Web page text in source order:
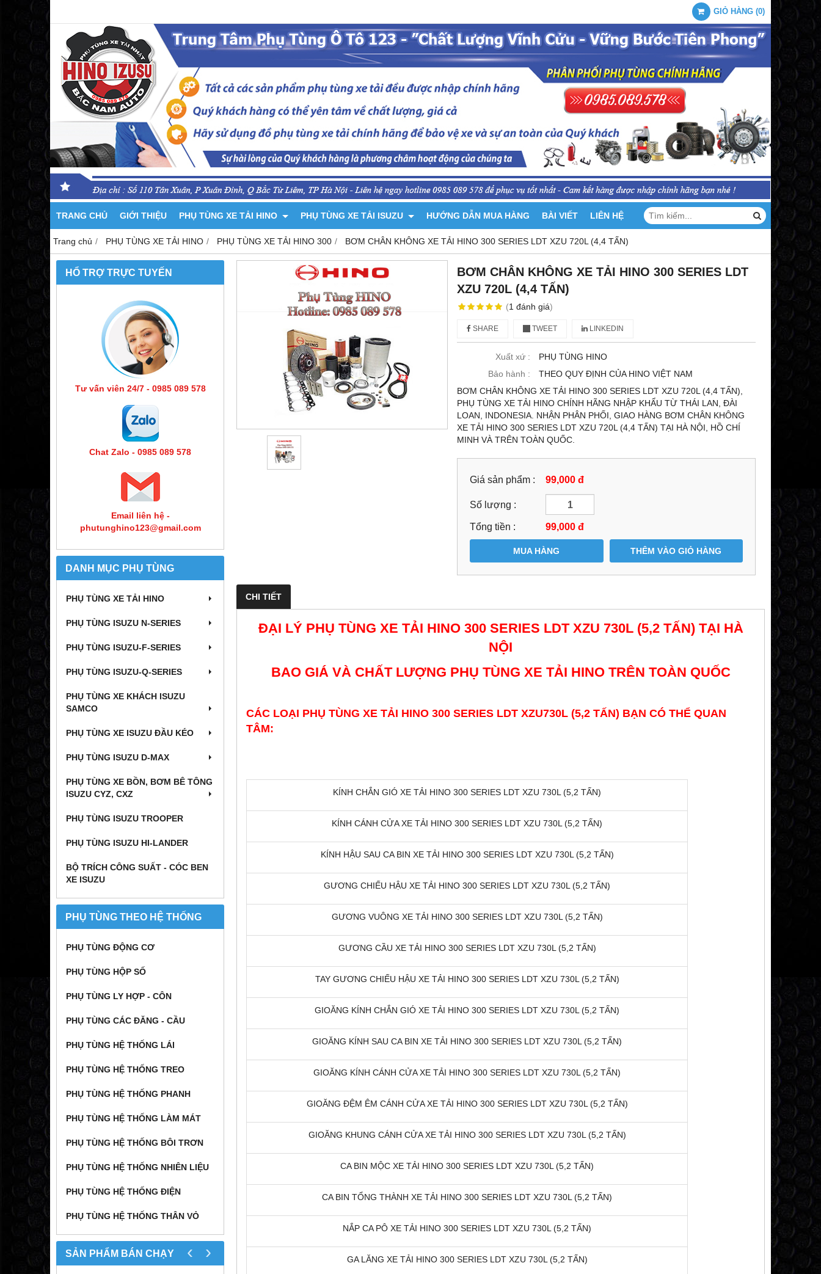
GIỎ HÀNG (0)
TRANG CHỦ GIỚI THIỆU PHỤ TÙNG XE TẢI HINO PHỤ TÙNG XE TẢI ISUZU HƯỚNG DẪN MUA HÀNG BÀI VIẾT LIÊN HỆ
Trang chủ PHỤ TÙNG XE TẢI HINO PHỤ TÙNG XE TẢI HINO 300 BƠM CHÂN KHÔNG XE TẢI HINO 300 SERIES LDT XZU 720L (4,4 TẤN)
HỔ TRỢ TRỰC TUYẾN
Tư vấn viên 24/7 - 0985 089 578
Chat Zalo - 0985 089 578
Email liên hệ -
phutunghino123@gmail.com
DANH MỤC PHỤ TÙNG
PHỤ TÙNG XE TẢI HINO
PHỤ TÙNG ISUZU N-SERIES
PHỤ TÙNG ISUZU-F-SERIES
PHỤ TÙNG ISUZU-Q-SERIES
PHỤ TÙNG XE KHÁCH ISUZU
SAMCO
PHỤ TÙNG XE ISUZU ĐẦU KÉO
PHỤ TÙNG ISUZU D-MAX
PHỤ TÙNG XE BỒN, BƠM BÊ TÔNG
ISUZU CYZ, CXZ
PHỤ TÙNG ISUZU TROOPER
PHỤ TÙNG ISUZU HI-LANDER
BỘ TRÍCH CÔNG SUẤT - CÓC BEN
XE ISUZU
PHỤ TÙNG THEO HỆ THỐNG
PHỤ TÙNG ĐỘNG CƠ
PHỤ TÙNG HỘP SỐ
PHỤ TÙNG LY HỢP - CÔN
PHỤ TÙNG CÁC ĐĂNG - CẦU
PHỤ TÙNG HỆ THỐNG LÁI
PHỤ TÙNG HỆ THỐNG TREO
PHỤ TÙNG HỆ THỐNG PHANH
PHỤ TÙNG HỆ THỐNG LÀM MÁT
PHỤ TÙNG HỆ THỐNG BÔI TRƠN
PHỤ TÙNG HỆ THỐNG NHIÊN LIỆU
PHỤ TÙNG HỆ THỐNG ĐIỆN
PHỤ TÙNG HỆ THỐNG THÂN VỎ
SẢN PHẨM BÁN CHẠY ‹ ›
BƠM CHÂN KHÔNG XE TẢI HINO 300 SERIES LDT
XZU 720L (4,4 TẤN)
(1 đánh giá)
SHARE TWEET LINKEDIN
Xuất xứ :
PHỤ TÙNG HINO
Bảo hành :
THEO QUY ĐỊNH CỦA HINO VIỆT NAM
BƠM CHÂN KHÔNG XE TẢI HINO 300 SERIES LDT XZU 720L (4,4 TẤN),
PHỤ TÙNG XE TẢI HINO CHÍNH HÃNG NHẬP KHẨU TỪ THÁI LAN, ĐÀI
LOAN, INDONESIA. NHẬN PHÂN PHỐI, GIAO HÀNG BƠM CHÂN KHÔNG
XE TẢI HINO 300 SERIES LDT XZU 720L (4,4 TẤN) TẠI HÀ NỘI, HỒ CHÍ
MINH VÀ TRÊN TOÀN QUỐC.
Giá sản phẩm : 99,000 đ
Số lượng :
Tổng tiền : 99,000 đ
MUA HÀNG THÊM VÀO GIỎ HÀNG
CHI TIẾT
ĐẠI LÝ PHỤ TÙNG XE TẢI HINO 300 SERIES LDT XZU 730L (5,2 TẤN) TẠI HÀ
NỘI
BAO GIÁ VÀ CHẤT LƯỢNG PHỤ TÙNG XE TẢI HINO TRÊN TOÀN QUỐC
CÁC LOẠI PHỤ TÙNG XE TẢI HINO 300 SERIES LDT XZU730L (5,2 TẤN) BẠN CÓ THỂ QUAN
TÂM:
KÍNH CHẮN GIÓ XE TẢI HINO 300 SERIES LDT XZU 730L (5,2 TẤN)
KÍNH CÁNH CỬA XE TẢI HINO 300 SERIES LDT XZU 730L (5,2 TẤN)
KÍNH HẬU SAU CA BIN XE TẢI HINO 300 SERIES LDT XZU 730L (5,2 TẤN)
GƯƠNG CHIẾU HẬU XE TẢI HINO 300 SERIES LDT XZU 730L (5,2 TẤN)
GƯƠNG VUÔNG XE TẢI HINO 300 SERIES LDT XZU 730L (5,2 TẤN)
GƯƠNG CẦU XE TẢI HINO 300 SERIES LDT XZU 730L (5,2 TẤN)
TAY GƯƠNG CHIẾU HẬU XE TẢI HINO 300 SERIES LDT XZU 730L (5,2 TẤN)
GIOĂNG KÍNH CHẮN GIÓ XE TẢI HINO 300 SERIES LDT XZU 730L (5,2 TẤN)
GIOĂNG KÍNH SAU CA BIN XE TẢI HINO 300 SERIES LDT XZU 730L (5,2 TẤN)
GIOĂNG KÍNH CÁNH CỬA XE TẢI HINO 300 SERIES LDT XZU 730L (5,2 TẤN)
GIOĂNG ĐỆM ÊM CÁNH CỬA XE TẢI HINO 300 SERIES LDT XZU 730L (5,2 TẤN)
GIOĂNG KHUNG CÁNH CỬA XE TẢI HINO 300 SERIES LDT XZU 730L (5,2 TẤN)
CA BIN MỘC XE TẢI HINO 300 SERIES LDT XZU 730L (5,2 TẤN)
CA BIN TỔNG THÀNH XE TẢI HINO 300 SERIES LDT XZU 730L (5,2 TẤN)
NẮP CA PÔ XE TẢI HINO 300 SERIES LDT XZU 730L (5,2 TẤN)
GA LĂNG XE TẢI HINO 300 SERIES LDT XZU 730L (5,2 TẤN)